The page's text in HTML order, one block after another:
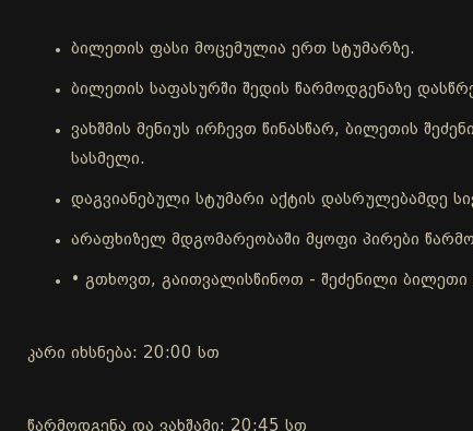
ბილეთის ფასი მოცემულია ერთ სტუმარზე.
ბილეთის საფასურში შედის წარმოდგენაზე
ვახშმის მენიუს ირჩევთ წინასწარ, ბილეთის
სასმელი.
დაგვიანებული სტუმარი აქტის დასრულებამდე
არაფხიზელ მდგომარეობაში მყოფი პირები
• გთხოვთ, გაითვალისწინოთ - შეძენილი ბილეთი
კარი იხსნება: 20:00 სთ
წარმოდგენა და ვახშამი: 20:45 სთ